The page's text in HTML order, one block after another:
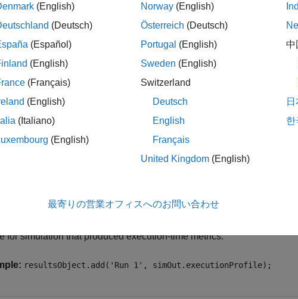
Execution-Time Profiles
example that uses the function, see Aggregate Execution-Time
Arguments
vector |string
for simulation that produced execution-time metrics.
resultsObject.add('Run 1', simOut.executionProfile);
(English)
(Deutsch)
(Español)
(English)
(Français)
(English)
(Italiano)
(English)
Norway (English)
Österreich (Deutsch)
Portugal (English)
Sweden (English)
Switzerland
Deutsch
English
Français
United Kingdom (English)
中
한
最寄りの営業オフィスへのお問い合わせ